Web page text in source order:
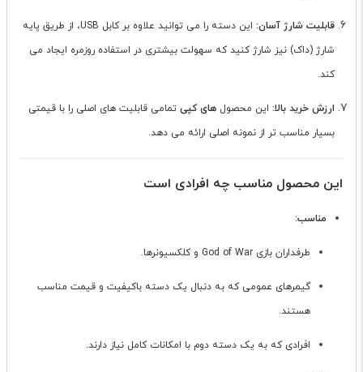
قابلیت شارژ آسان:
این دسته را می توانید علاوه بر کابل USB، از طریق پایه
شارژ (داک) نیز شارژ کنید که سهولت بیشتری در استفاده روزمره ایجاد می
کند.
ارزش خرید بالا: این محصول های کپی تمامی قابلیت های اصلی را با قیمتی
بسیار مناسب تر از نمونه اصلی ارائه می دهد.
این محصول مناسب چه افرادی است
مناسب:
طرفداران بازی God of War و کلکسیونرها.
گیمرهای عمومی که به دنبال یک دسته باکیفیت و قیمت مناسب
هستند.
افرادی که به یک دسته دوم با امکانات کامل نیاز دارند.